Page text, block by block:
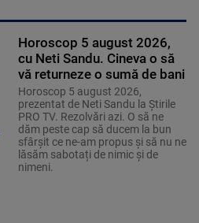
Horoscop 5 august 2026,
cu Neti Sandu. Cineva o să
vă returneze o sumă de bani
Horoscop 5 august 2026,
prezentat de Neti Sandu la Știrile
PRO TV. Rezolvări azi. O să ne
dăm peste cap să ducem la bun
sfârșit ce ne-am propus și să nu ne
lăsăm sabotați de nimic și de
nimeni.